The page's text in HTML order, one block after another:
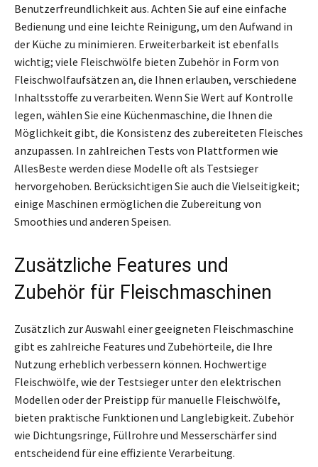
Benutzerfreundlichkeit aus. Achten Sie auf eine einfache
Bedienung und eine leichte Reinigung, um den Aufwand in
der Küche zu minimieren. Erweiterbarkeit ist ebenfalls
wichtig; viele Fleischwölfe bieten Zubehör in Form von
Fleischwolfaufsätzen an, die Ihnen erlauben, verschiedene
Inhaltsstoffe zu verarbeiten. Wenn Sie Wert auf Kontrolle
legen, wählen Sie eine Küchenmaschine, die Ihnen die
Möglichkeit gibt, die Konsistenz des zubereiteten Fleisches
anzupassen. In zahlreichen Tests von Plattformen wie
AllesBeste werden diese Modelle oft als Testsieger
hervorgehoben. Berücksichtigen Sie auch die Vielseitigkeit;
einige Maschinen ermöglichen die Zubereitung von
Smoothies und anderen Speisen.
Zusätzliche Features und
Zubehör für Fleischmaschinen
Zusätzlich zur Auswahl einer geeigneten Fleischmaschine
gibt es zahlreiche Features und Zubehörteile, die Ihre
Nutzung erheblich verbessern können. Hochwertige
Fleischwölfe, wie der Testsieger unter den elektrischen
Modellen oder der Preistipp für manuelle Fleischwölfe,
bieten praktische Funktionen und Langlebigkeit. Zubehör
wie Dichtungsringe, Füllrohre und Messerschärfer sind
entscheidend für eine effiziente Verarbeitung.